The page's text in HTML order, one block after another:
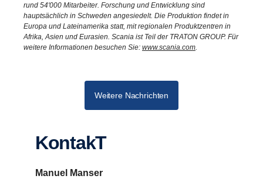
rund 54'000 Mitarbeiter. Forschung und Entwicklung sind
hauptsächlich in Schweden angesiedelt. Die Produktion findet in
Europa und Lateinamerika statt, mit regionalen Produktzentren in
Afrika, Asien und Eurasien. Scania ist Teil der TRATON GROUP. Für
weitere Informationen besuchen Sie: www.scania.com.
Weitere Nachrichten
KontakT
Manuel Manser